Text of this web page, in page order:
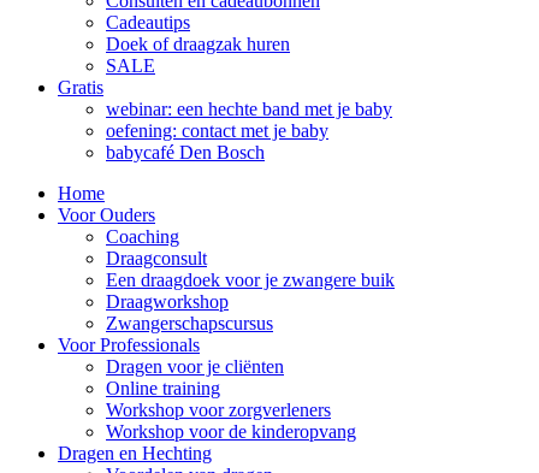
Cadeautips
Doek of draagzak huren
SALE
Gratis
webinar: een hechte band met je baby
oefening: contact met je baby
babycafé Den Bosch
Home
Voor Ouders
Coaching
Draagconsult
Een draagdoek voor je zwangere buik
Draagworkshop
Zwangerschapscursus
Voor Professionals
Dragen voor je cliënten
Online training
Workshop voor zorgverleners
Workshop voor de kinderopvang
Dragen en Hechting